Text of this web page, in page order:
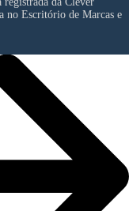
no Escritório de Marcas e